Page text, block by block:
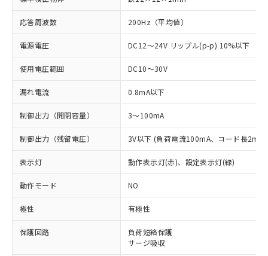
応答周波数 200Hz（平均値）
電源電圧 DC12～24V リップル(p-p) 10%以下
使用電圧範囲 DC10～30V
漏れ電流 0.8mA以下
制御出力（開閉容量） 3～100mA
制御出力（残留電圧） 3V以下 (負荷電流100mA、コード長2m時
表示灯 動作表示灯(赤)、設定表示灯(緑)
動作モード NO
極性 有極性
保護回路
負荷短絡保護
サージ吸収
※1 対応状況